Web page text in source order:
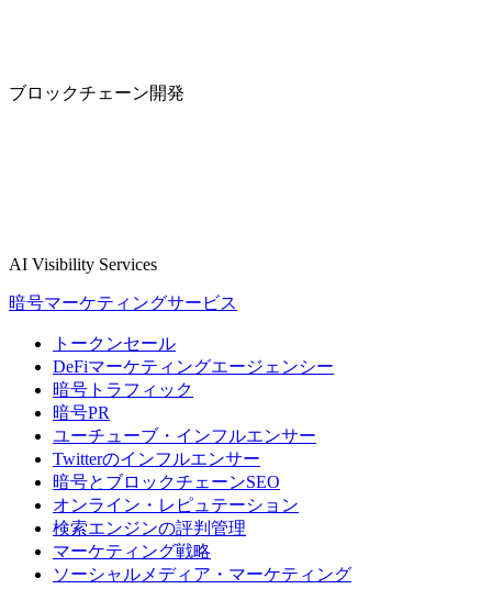
ブロックチェーン開発
AI Visibility Services
暗号マーケティングサービス
トークンセール
DeFiマーケティングエージェンシー
暗号トラフィック
暗号PR
ユーチューブ・インフルエンサー
Twitterのインフルエンサー
暗号とブロックチェーンSEO
オンライン・レピュテーション
検索エンジンの評判管理
マーケティング戦略
ソーシャルメディア・マーケティング